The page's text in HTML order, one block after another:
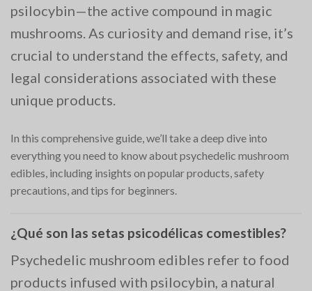
psilocybin—the active compound in magic
mushrooms. As curiosity and demand rise, it’s
crucial to understand the effects, safety, and
legal considerations associated with these
unique products.
In this comprehensive guide, we’ll take a deep dive into
everything you need to know about psychedelic mushroom
edibles, including insights on popular products, safety
precautions, and tips for beginners.
¿Qué son las setas psicodélicas comestibles?
Psychedelic mushroom edibles refer to food
products infused with psilocybin, a natural